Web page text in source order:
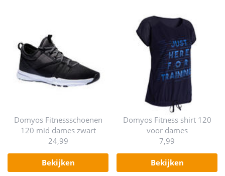
Domyos Fitnessschoenen
120 mid dames zwart
24,99
bekijken
Domyos Fitness shirt 120
voor dames
7,99
bekijken